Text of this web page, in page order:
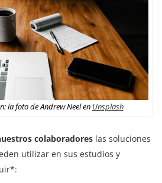
la foto de Andrew Neel en Unsplash
colaboradores las soluciones
utilizar en sus estudios y